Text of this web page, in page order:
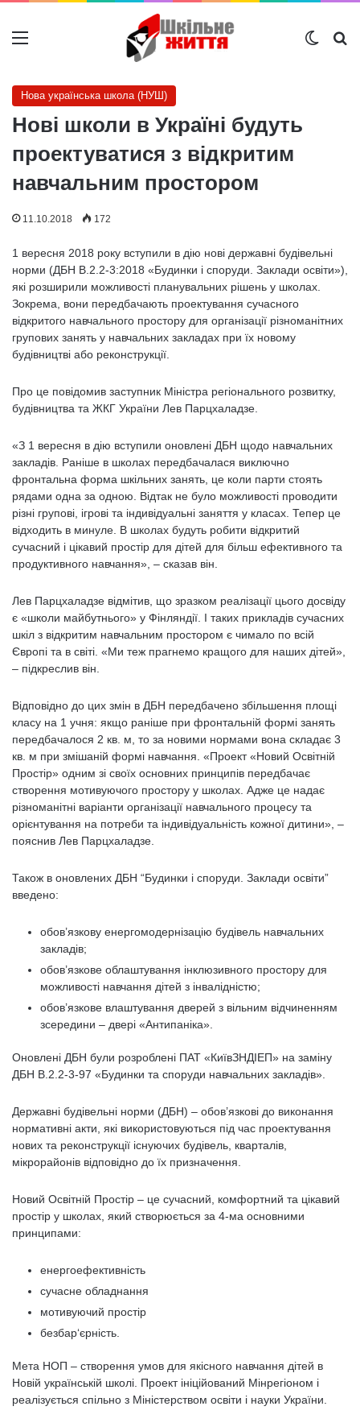
Меню
Нова українська школа (НУШ)
Нові школи в Україні будуть
проектуватися з відкритим
навчальним простором
11.10.2018 172
1 вересня 2018 року вступили в дію нові державні будівельні
норми (ДБН В.2.2-3:2018 «Будинки і споруди. Заклади освіти»),
які розширили можливості планувальних рішень у школах.
Зокрема, вони передбачають проектування сучасного
відкритого навчального простору для організації різноманітних
групових занять у навчальних закладах при їх новому
будівництві або реконструкції.
Про це повідомив заступник Міністра регіонального розвитку,
будівництва та ЖКГ України Лев Парцхаладзе.
«З 1 вересня в дію вступили оновлені ДБН щодо навчальних
закладів. Раніше в школах передбачалася виключно
фронтальна форма шкільних занять, це коли парти стоять
рядами одна за одною. Відтак не було можливості проводити
різні групові, ігрові та індивідуальні заняття у класах. Тепер це
відходить в минуле. В школах будуть робити відкритий
сучасний і цікавий простір для дітей для більш ефективного та
продуктивного навчання», – сказав він.
Лев Парцхаладзе відмітив, що зразком реалізації цього досвіду
є «школи майбутнього» у Фінляндії. І таких прикладів сучасних
шкіл з відкритим навчальним простором є чимало по всій
Європі та в світі. «Ми теж прагнемо кращого для наших дітей»,
– підкреслив він.
Відповідно до цих змін в ДБН передбачено збільшення площі
класу на 1 учня: якщо раніше при фронтальній формі занять
передбачалося 2 кв. м, то за новими нормами вона складає 3
кв. м при змішаній формі навчання. «Проект «Новий Освітній
Простір» одним зі своїх основних принципів передбачає
створення мотивуючого простору у школах. Адже це надає
різноманітні варіанти організації навчального процесу та
орієнтування на потреби та індивідуальність кожної дитини», –
пояснив Лев Парцхаладзе.
Також в оновлених ДБН “Будинки і споруди. Заклади освіти”
введено:
обов’язкову енергомодернізацію будівель навчальних
закладів;
обов’язкове облаштування інклюзивного простору для
можливості навчання дітей з інвалідністю;
обов’язкове влаштування дверей з вільним відчиненням
зсередини – двері «Антипаніка».
Оновлені ДБН були розроблені ПАТ «КиївЗНДІЕП» на заміну
ДБН В.2.2-3-97 «Будинки та споруди навчальних закладів».
Державні будівельні норми (ДБН) – обов’язкові до виконання
нормативні акти, які використовуються під час проектування
нових та реконструкції існуючих будівель, кварталів,
мікрорайонів відповідно до їх призначення.
Новий Освітній Простір – це сучасний, комфортний та цікавий
простір у школах, який створюється за 4-ма основними
принципами:
енергоефективність
сучасне обладнання
мотивуючий простір
безбар‘єрність.
Мета НОП – створення умов для якісного навчання дітей в
Новій українській школі. Проект ініційований Мінрегіоном і
реалізується спільно з Міністерством освіти і науки України.